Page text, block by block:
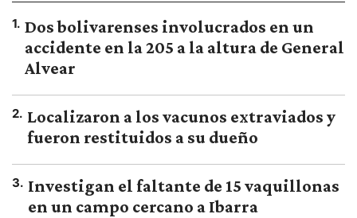
1. Dos bolivarenses involucrados en un
accidente en la 205 a la altura de General
Alvear
2. Localizaron a los vacunos extraviados y
fueron restituidos a su dueño
3. Investigan el faltante de 15 vaquillonas
en un campo cercano a Ibarra